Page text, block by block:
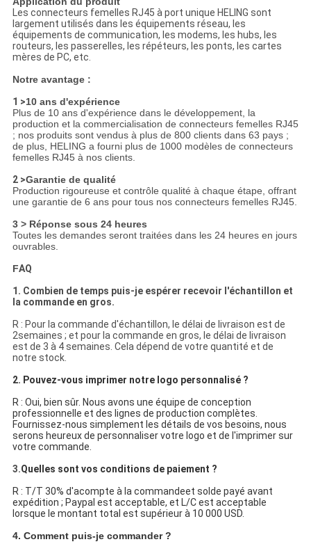
Les connecteurs femelles RJ45 à port unique HELING sont
largement utilisés dans les équipements réseau, les
équipements de communication, les modems, les hubs, les
routeurs, les passerelles, les répéteurs, les ponts, les cartes
mères de PC, etc.
Notre avantage :
1 >10 ans d'expérience
Plus de 10 ans d'expérience dans le développement, la
production et la commercialisation de connecteurs femelles RJ45
; nos produits sont vendus à plus de 800 clients dans 63 pays ;
de plus, HELING a fourni plus de 1000 modèles de connecteurs
femelles RJ45 à nos clients.
2 >Garantie de qualité
Production rigoureuse et contrôle qualité à chaque étape, offrant
une garantie de 6 ans pour tous nos connecteurs femelles RJ45.
3 > Réponse sous 24 heures
Toutes les demandes seront traitées dans les 24 heures en jours
ouvrables.
FAQ
1. Combien de temps puis-je espérer recevoir l'échantillon et
la commande en gros.
R : Pour la commande d'échantillon, le délai de livraison est de
2semaines ; et pour la commande en gros, le délai de livraison
est de 3 à 4 semaines. Cela dépend de votre quantité et de
notre stock.
2. Pouvez-vous imprimer notre logo personnalisé ?
R : Oui, bien sûr. Nous avons une équipe de conception
professionnelle et des lignes de production complètes.
Fournissez-nous simplement les détails de vos besoins, nous
serons heureux de personnaliser votre logo et de l'imprimer sur
votre commande.
3.Quelles sont vos conditions de paiement ?
R : T/T 30% d'acompte à la commandeet solde payé avant
expédition ; Paypal est acceptable, et L/C est acceptable
lorsque le montant total est supérieur à 10 000 USD.
4. Comment puis-je commander ?